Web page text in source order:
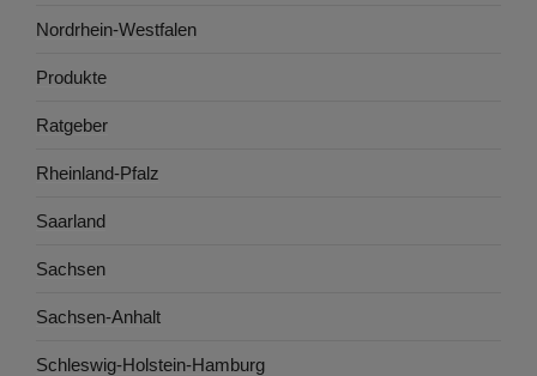
Nordrhein-Westfalen
Produkte
Ratgeber
Rheinland-Pfalz
Saarland
Sachsen
Sachsen-Anhalt
Schleswig-Holstein-Hamburg